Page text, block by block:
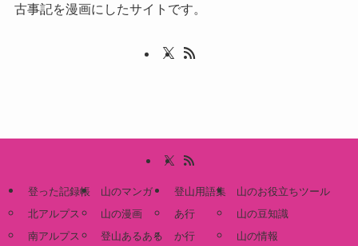
古事記を漫画にしたサイトです。
登った記録帳
北アルプス
南アルプス
山のマンガ
山の漫画
登山あるある
登山用語集
あ行
か行
山のお役立ちツール
山の豆知識
山の情報